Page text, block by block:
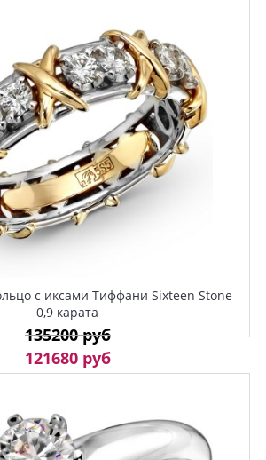
с иксами Тиффани Sixteen Stone
0,9 карата
135200 руб
121680 руб